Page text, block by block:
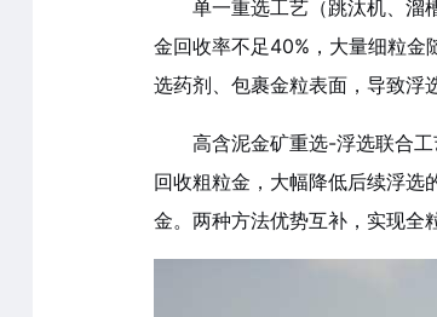
单一重选工艺（跳汰机、溜
金回收率不足40%，大量细粒金
选药剂、包裹金粒表面，导致浮
高含泥金矿重选-浮选联合
回收粗粒金，大幅降低后续浮选
金。两种方法优势互补，实现全